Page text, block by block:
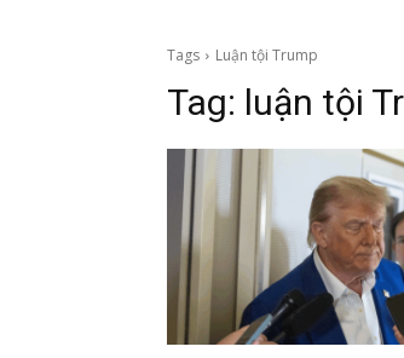
Tags Luận tội Trump
Tag: luận tội